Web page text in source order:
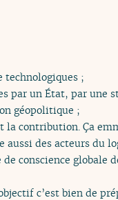
technologiques ;
par un État, par une
géopolitique ;
la contribution. Ça
aussi des acteurs du
conscience globale
c’est bien de